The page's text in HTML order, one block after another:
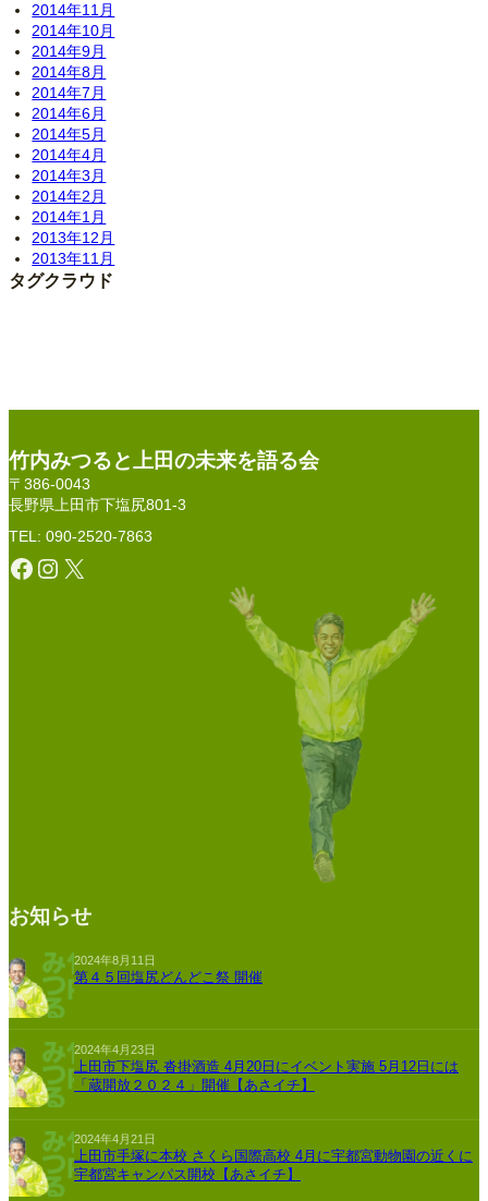
2014年11月
2014年10月
2014年9月
2014年8月
2014年7月
2014年6月
2014年5月
2014年4月
2014年3月
2014年2月
2014年1月
2013年12月
2013年11月
タグクラウド
竹内みつると上田の未来を語る会
〒386-0043
長野県上田市下塩尻801-3
TEL: 090-2520-7863
Facebook Instagram X
お知らせ
2024年8月11日
第４５回塩尻どんどこ祭 開催
2024年4月23日
上田市下塩尻 沓掛酒造 4月20日にイベント実施 5月12日には
「蔵開放２０２４」開催【あさイチ】
2024年4月21日
上田市手塚に本校 さくら国際高校 4月に宇都宮動物園の近くに
宇都宮キャンパス開校【あさイチ】